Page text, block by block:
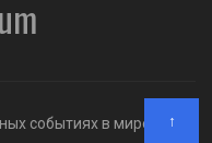
событиях в мире ↑